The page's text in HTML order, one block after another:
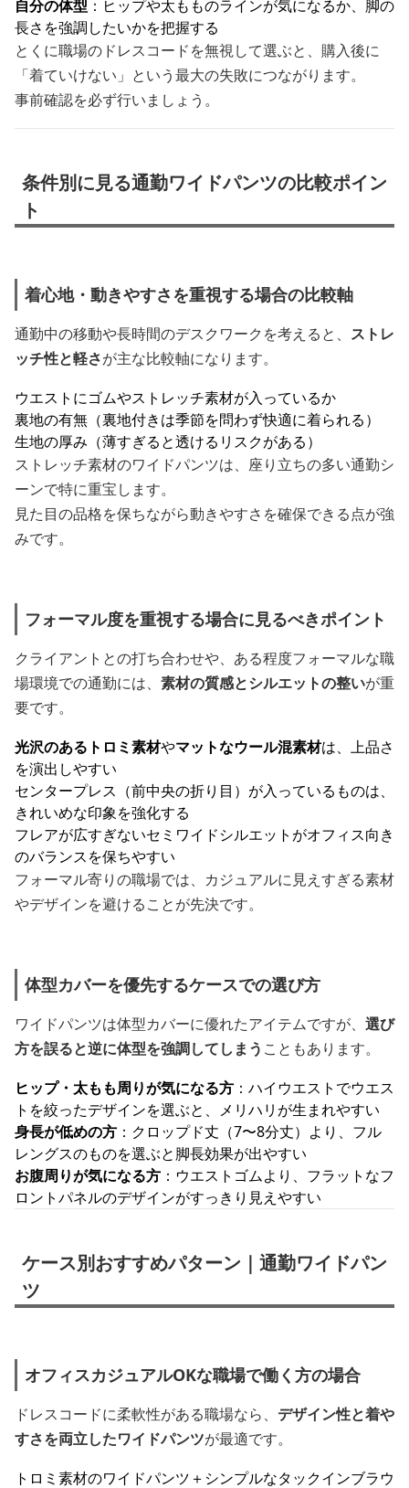
自分の体型 ：ヒップや太もものラインが気になるか、脚の
長さを強調したいかを把握する
とくに職場のドレスコードを無視して選ぶと、購入後に
「着ていけない」という最大の失敗につながります。
事前確認を必ず行いましょう。
条件別に見る通勤ワイドパンツの比較ポイン
ト
着心地・動きやすさを重視する場合の比較軸
通勤中の移動や長時間のデスクワークを考えると、 ストレ
ッチ性と軽さが主な比較軸になります。
ウエストにゴムやストレッチ素材が入っているか
裏地の有無（裏地付きは季節を問わず快適に着られる）
生地の厚み（薄すぎると透けるリスクがある）
ストレッチ素材のワイドパンツは、座り立ちの多い通勤シ
ーンで特に重宝します。
見た目の品格を保ちながら動きやすさを確保できる点が強
みです。
フォーマル度を重視する場合に見るべきポイント
クライアントとの打ち合わせや、ある程度フォーマルな職
場環境での通勤には、 素材の質感とシルエットの整いが重
要です。
光沢のあるトロミ素材やマットなウール混素材は、上品さ
を演出しやすい
センタープレス（前中央の折り目）が入っているものは、
きれいめな印象を強化する
フレアが広すぎないセミワイドシルエットがオフィス向き
のバランスを保ちやすい
フォーマル寄りの職場では、カジュアルに見えすぎる素材
やデザインを避けることが先決です。
体型カバーを優先するケースでの選び方
ワイドパンツは体型カバーに優れたアイテムですが、 選び
方を誤ると逆に体型を強調してしまう こともあります。
ヒップ・太もも周りが気になる方 ：ハイウエストでウエス
トを絞ったデザインを選ぶと、メリハリが生まれやすい
身長が低めの方 ：クロップド丈（7〜8分丈）より、フル
レングスのものを選ぶと脚長効果が出やすい
お腹周りが気になる方 ：ウエストゴムより、フラットなフ
ロントパネルのデザインがすっきり見えやすい
ケース別おすすめパターン｜通勤ワイドパン
ツ
オフィスカジュアルOKな職場で働く方の場合
ドレスコードに柔軟性がある職場なら、 デザイン性と着や
すさを両立したワイドパンツが最適です。
トロミ素材のワイドパンツ＋シンプルなタックインブラウ